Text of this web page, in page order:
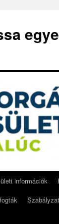
információk